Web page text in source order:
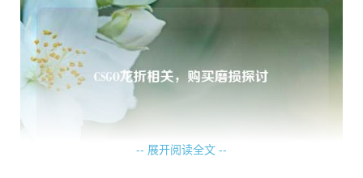
-- 展开阅读全文 --